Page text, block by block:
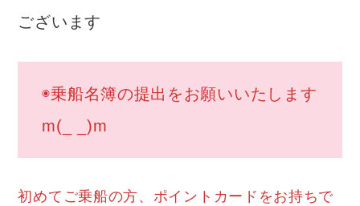
ございます
◉乗船名簿の提出をお願いいたします
m(_ _)m
初めてご乗船の方、ポイントカードをお持ちで